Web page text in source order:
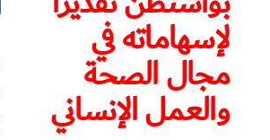
لإسهاماته في
مجال الصحة
والعمل الإنساني